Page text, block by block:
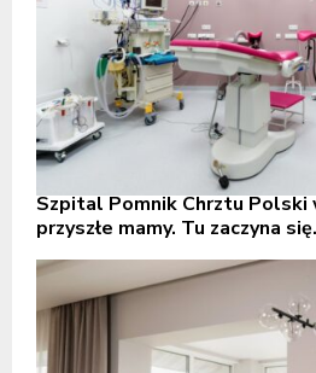
Szpital Pomnik Chrztu Polski
przyszłe mamy. Tu zaczyna